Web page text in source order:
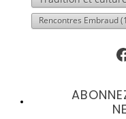
Rencontres Embraud